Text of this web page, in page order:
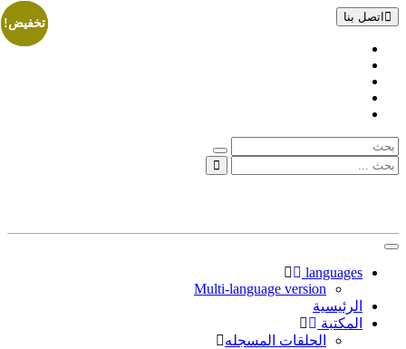
اتصل بنا
تبديل
languages
Multi-language version
الرئيسية
المكتبة
الحلقات المسجله
تخفيض!
تخفيض!